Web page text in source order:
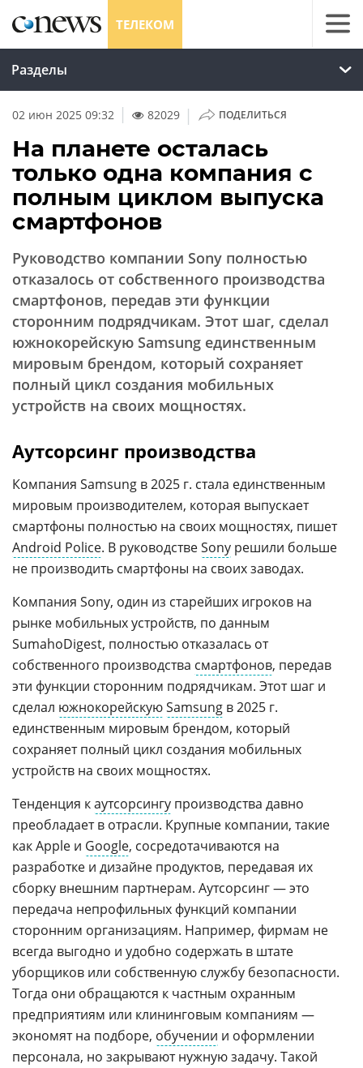
ТЕЛЕКОМ
Разделы
02 июн 2025 09:32 82029 | ПОДЕЛИТЬСЯ
На планете осталась
только одна компания с
полным циклом выпуска
смартфонов
Руководство компании Sony полностью
отказалось от собственного производства
смартфонов, передав эти функции
сторонним подрядчикам. Этот шаг, сделал
южнокорейскую Samsung единственным
мировым брендом, который сохраняет
полный цикл создания мобильных
устройств на своих мощностях.
Аутсорсинг производства
Компания Samsung в 2025 г. стала единственным
мировым производителем, которая выпускает
смартфоны полностью на своих мощностях, пишет
Android Police. В руководствеSony решили больше
не производить смартфоны на своих заводах.
Компания Sony, один из старейших игроков на
рынке мобильных устройств, по данным
SumahoDigest, полностью отказалась от
собственного производства смартфонов, передав
эти функции сторонним подрядчикам. Этот шаг и
сделал южнокорейскуюSamsung в 2025 г.
единственным мировым брендом, который
сохраняет полный цикл создания мобильных
устройств на своих мощностях.
Тенденция каутсорсингу производства давно
преобладает в отрасли. Крупные компании, такие
как Apple и Google, сосредотачиваются на
разработке и дизайне продуктов, передавая их
сборку внешним партнерам. Аутсорсинг — это
передача непрофильных функций компании
сторонним организациям. Например, фирмам не
всегда выгодно и удобно содержать в штате
уборщиков или собственную службу безопасности.
Тогда они обращаются к частным охранным
предприятиям или клининговым компаниям —
экономят на подборе, обучении и оформлении
персонала, но закрывают нужную задачу. Такой